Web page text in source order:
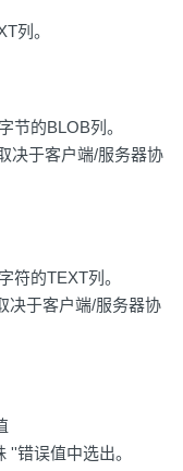
列。
节的BLOB列。
决于客户端/服务器协
符的TEXT列。
决于客户端/服务器协
''错误值中选出。